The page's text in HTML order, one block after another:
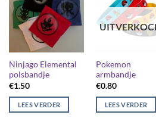
Ninjago Elemental
polsbandje
€1.50
LEES VERDER
Pokemon
armbandje
€0.80
LEES VERDER